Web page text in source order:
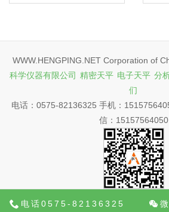
WWW.HENGPING.NET Corporation of
科学仪器有限公司 精密天平 电子天平 分
们
电话：0575-82136325 手机：
信：15157564050
电话0575-82136325